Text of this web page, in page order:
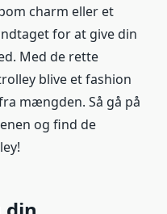
charm eller et
for at give din
Med de rette
blive et fashion
mængden. Så gå på
og find de